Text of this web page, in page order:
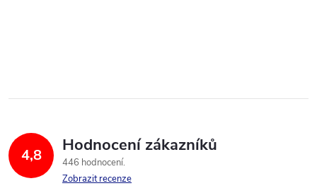
4,8 Hodnocení zákazníků
446 hodnocení
Zobrazit recenze